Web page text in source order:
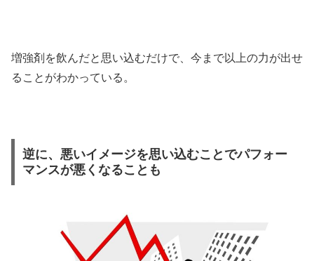
増強剤を飲んだと思い込むだけで、今まで以上の力が出せ
ることがわかっている。
逆に、悪いイメージを思い込むことでパフォー
マンスが悪くなることも